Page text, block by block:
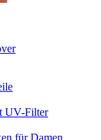
UV-Filter
für Damen